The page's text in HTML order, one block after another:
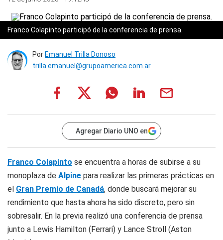
Franco Colapinto participó de la conferencia de prensa.
Por Emanuel Trilla Donoso
trilla.emanuel@grupoamerica.com.ar
Agregar Diario UNO en
Franco Colapinto se encuentra a horas de subirse a su
monoplaza de Alpine para realizar las primeras prácticas en
el Gran Premio de Canadá, donde buscará mejorar su
rendimiento que hasta ahora ha sido discreto, pero sin
sobresalir. En la previa realizó una conferencia de prensa
junto a Lewis Hamilton (Ferrari) y Lance Stroll (Aston